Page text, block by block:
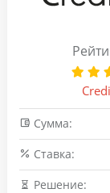
Сумма:
Cтавка:
Решение: